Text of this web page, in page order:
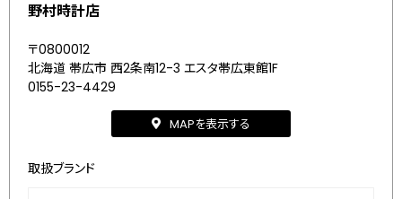
野村時計店
〒0800012
北海道 帯広市 西2条南12-3 エスタ帯広東館1F
0155-23-4429
MAPを表示する
取扱ブランド